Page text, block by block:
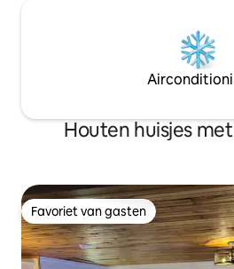
Houten huisjes
Favoriet van gasten
Favoriet van gasten